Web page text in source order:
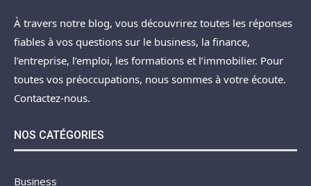
À travers notre blog, vous découvrirez toutes les réponses
fiables à vos questions sur le business, la finance,
l’entreprise, l’emploi, les formations et l’immobilier. Pour
toutes vos préoccupations, nous sommes à votre écoute.
Contactez-nous.
NOS CATÉGORIES
Business